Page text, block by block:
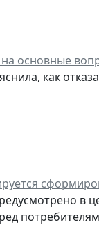
основные
как
в